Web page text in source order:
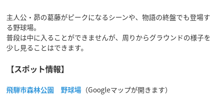
主人公・昴の葛藤がピークになるシーンや、物語の終盤でも登場す
る野球場。
普段は中に入ることができませんが、周りからグラウンドの様子を
少し見ることはできます。
【スポット情報】
飛騨市森林公園 野球場 （Googleマップが開きます）